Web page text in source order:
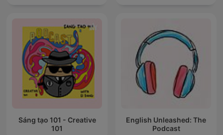
Sáng tạo 101 - Creative
101
English Unleashed: The
Podcast